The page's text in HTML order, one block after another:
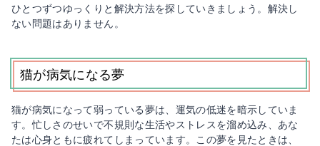
ひとつずつゆっくりと解決方法を探していきましょう。解決し
ない問題はありません。
猫が病気になる夢
猫が病気になって弱っている夢は、運気の低迷を暗示していま
す。忙しさのせいで不規則な生活やストレスを溜め込み、あな
たは心身ともに疲れてしまっています。この夢を見たときは、